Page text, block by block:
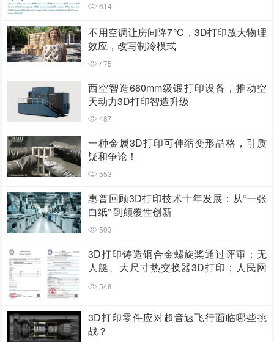
614
不用空调让房间降7℃，3D打印放大物理
效应，改写制冷模式
475
西空智造660mm级锻打印设备，推动空
天动力3D打印智造升级
487
一种金属3D打印可伸缩变形晶格，引质
疑和争论！
553
惠普回顾3D打印技术十年发展：从“一张
白纸” 到颠覆性创新
503
3D打印铸造铜合金螺旋桨通过评审；无
人艇、大尺寸热交换器3D打印；人民网
报道两家3D打印企业
548
3D打印零件应对超音速飞行面临哪些挑
战？